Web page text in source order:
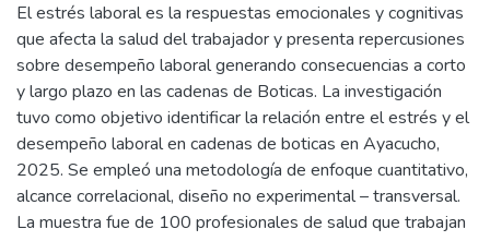
El estrés laboral es la respuestas emocionales y cognitivas
que afecta la salud del trabajador y presenta repercusiones
sobre desempeño laboral generando consecuencias a corto
y largo plazo en las cadenas de Boticas. La investigación
tuvo como objetivo identificar la relación entre el estrés y el
desempeño laboral en cadenas de boticas en Ayacucho,
2025. Se empleó una metodología de enfoque cuantitativo,
alcance correlacional, diseño no experimental – transversal.
La muestra fue de 100 profesionales de salud que trabajan